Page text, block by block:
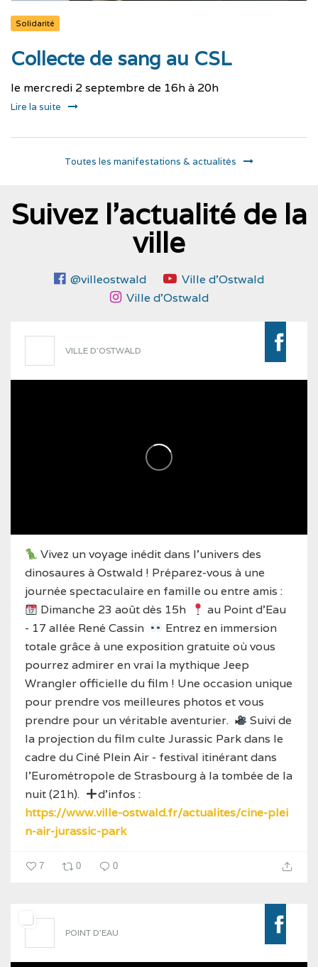
Solidarité
Collecte de sang au CSL
le mercredi 2 septembre de 16h à 20h
Lire la suite
Toutes les manifestations & actualités
Suivez l'actualité de la
ville
@villeostwald
Ville d'Ostwald
Ville d'Ostwald
VILLE D'OSTWALD
Vivez un voyage inédit dans l'univers des
dinosaures à Ostwald ! Préparez-vous à une
journée spectaculaire en famille ou entre amis :
Dimanche 23 août dès 15h
au Point d'Eau
- 17 allée René Cassin
Entrez en immersion
totale grâce à une exposition gratuite où vous
pourrez admirer en vrai la mythique Jeep
Wrangler officielle du film ! Une occasion unique
pour prendre vos meilleures photos et vous
prendre pour un véritable aventurier.
Suivi de
la projection du film culte Jurassic Park dans le
cadre du Ciné Plein Air - festival itinérant dans
l'Eurométropole de Strasbourg à la tombée de la
nuit (21h).
d'infos :
https://www.ville-ostwald.fr/actualites/cine-plei
n-air-jurassic-park
7 0 0
POINT D'EAU